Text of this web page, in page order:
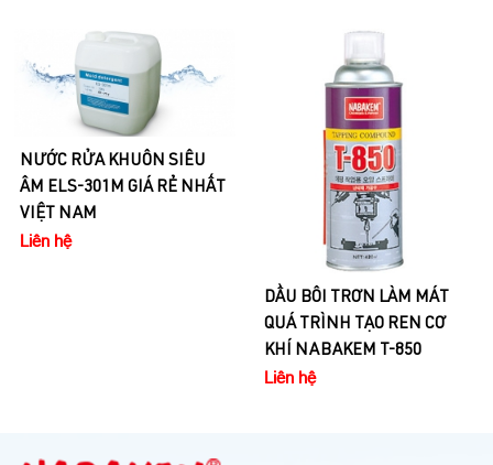
DUNG MÔI TẨY GỈ SÉT VÀ
BÔI TRƠN KIM LOẠI
SELLEYS RP7